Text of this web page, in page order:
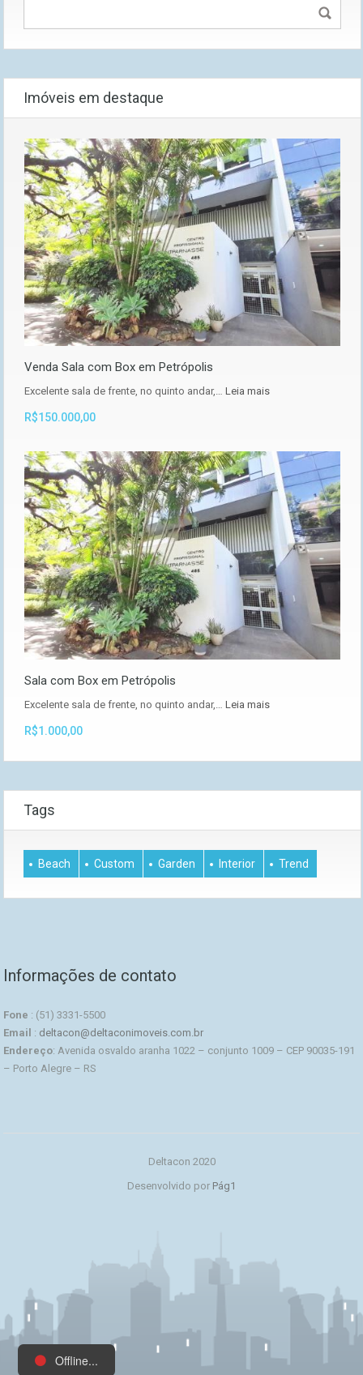
Imóveis em destaque
Venda Sala com Box em Petrópolis
Excelente sala de frente, no quinto andar,… Leia mais
R$150.000,00
Sala com Box em Petrópolis
Excelente sala de frente, no quinto andar,… Leia mais
R$1.000,00
Tags
Beach Custom Garden Interior Trend
Informações de contato
Fone : (51) 3331-5500
Email : deltacon@deltaconimoveis.com.br
Endereço: Avenida osvaldo aranha 1022 – conjunto 1009 – CEP 90035-191
– Porto Alegre – RS
Deltacon 2020
Desenvolvido por Pág1
Offline...